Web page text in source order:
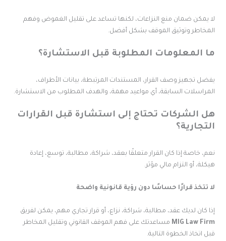
يمكن ضمان منع النزاعات، لكنها تساعد على تقليل الغموض وفهم
وتوثيق الموقف بشكل أفضل.
المعلومات المطلوبة قبل الاستشارة؟
تجهيز وصف القرار، المستندات المرتبطة، بيانات الأطراف،
السابقة، أي مواعيد مهمة، والهدف المطلوب من الاستشارة.
الشركات تحتاج إلى استشارة قبل القرارات
خاصة إذا كان القرار متعلقًا بعقد، شراكة، مطالبة، توسع، إعادة
أو التزام مالي مؤثر.
تتخذ قرارًا حساسًا دون رؤية قانونية واضحة
كان لديك عقد، مطالبة، شراكة، نزاع، أو قرار تجاري مهم، يمكن لفريق
MIG Law مساعدتك على فهم الموقف القانوني وتقليل المخاطر
اتخاذ الخطوة التالية.